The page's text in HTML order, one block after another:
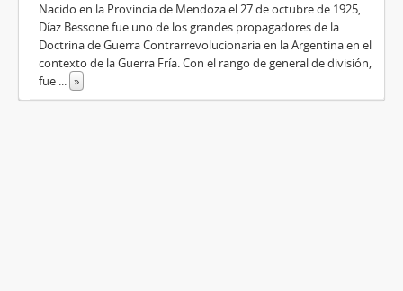
Nacido en la Provincia de Mendoza el 27 de octubre de 1925,
Díaz Bessone fue uno de los grandes propagadores de la
Doctrina de Guerra Contrarrevolucionaria en la Argentina en el
contexto de la Guerra Fría. Con el rango de general de división,
fue ... »